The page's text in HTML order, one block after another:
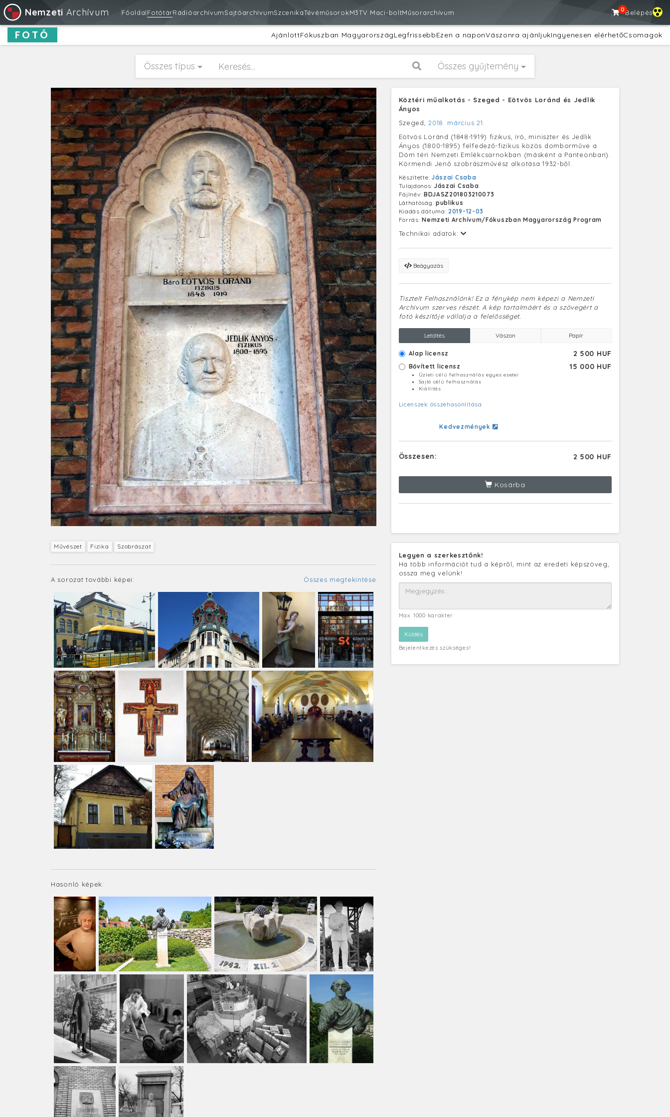
Nemzeti Archívum FőoldalFotótárRádióarchívumSajtóarchívumSzcenikaTévéműsorokM3TV Maci-boltMűsorarchívum 0Belépés
FOTÓ AjánlottFókuszban MagyarországLegfrissebbEzen a naponVászonra ajánljukIngyenesen elérhetőCsomagok
Összes típus Összes gyűjtemény
Művészet Fizika Szobrászat
A sorozat további képei: Összes megtekintése
Hasonló képek:
Köztéri műalkotás - Szeged - Eötvös Loránd és Jedlik
Ányos
Szeged,2018. március 21.
Eötvös Loránd (1848-1919) fizikus, író, miniszter és Jedlik
Ányos (1800-1895) felfedező-fizikus közös domborműve a
Dóm téri Nemzeti Emlékcsarnokban (másként a Panteonban).
Körmendi Jenő szobrászművész alkotása 1932-ből.
Készítette: Jászai Csaba
Tulajdonos: Jászai Csaba
Fájlnév: BDJASZ201803210073
Láthatóság: publikus
Kiadás dátuma: 2019-12-03
Forrás:Nemzeti Archívum/Fókuszban Magyarország Program
Technikai adatok:
Beágyazás
Tisztelt Felhasználónk! Ez a fénykép nem képezi a Nemzeti
Archívum szerves részét. A kép tartalmáért és a szövegért a
fotó készítője vállalja a felelősséget.
Letöltés Vászon Papír
Alap licensz 2 500 HUF
Bővített licensz 15 000 HUF
Üzleti célú felhasználás egyes esetei
Sajtó célú felhasználás
Kiállítás
Licenszek összehasonlítása
Kedvezmények
Összesen: 2 500 HUF
Kosárba
Legyen a szerkesztőnk!
Ha több információt tud a képről, mint az eredeti képszöveg,
ossza meg velünk!
Max. 1000 karakter
Bejelentkezés szükséges!